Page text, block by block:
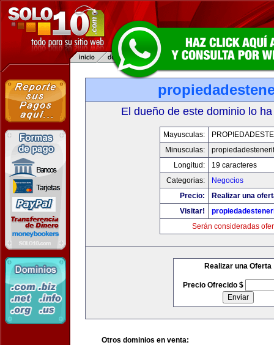
El dueño de este dominio lo
Mayusculas:
Minusculas:
Longitud:
19 caracteres
Categorias:
Negocios
Precio:
Realizar una
Visitar!
Serán consideradas
Realizar una Oferta
Precio Ofrecido $
Otros dominios en venta: